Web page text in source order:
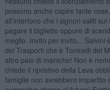
possono anche capire tante
all’interfono che i signori saliti
pagare il biglietto oppure di
meglio. Invito per invito... Salvini
dei Trasporti che è Toninelli del
altro paio di maniche! Non è
chiede il ripristino della Leva
famiglie non avrebbero impartito